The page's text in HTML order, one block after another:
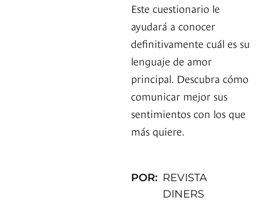
Este cuestionario le
ayudará a conocer
definitivamente cuál es su
lenguaje de amor
principal. Descubra cómo
comunicar mejor sus
sentimientos con los que
más quiere.
POR: REVISTA
DINERS